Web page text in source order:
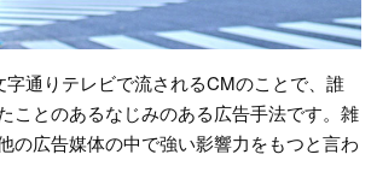
字通りテレビで流されるCMのことで、誰
ことのあるなじみのある広告手法です。雑
の広告媒体の中で強い影響力をもつと言わ